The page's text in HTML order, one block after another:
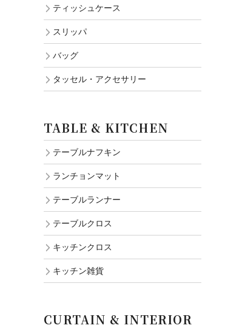
ティッシュケース
スリッパ
バッグ
タッセル・アクセサリー
TABLE & KITCHEN
テーブルナフキン
ランチョンマット
テーブルランナー
テーブルクロス
キッチンクロス
キッチン雑貨
CURTAIN & INTERIOR